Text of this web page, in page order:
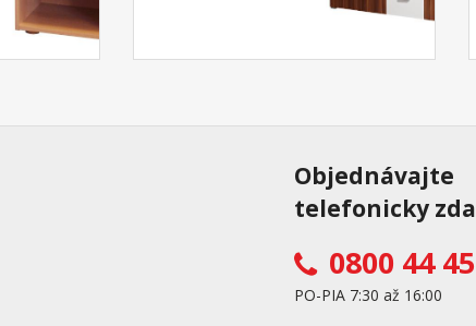
Objednávajte
telefonicky
0800 44
PO-PIA 7:30 až 16:00